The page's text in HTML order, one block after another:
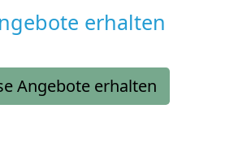
erhalten
Angebote erhalten